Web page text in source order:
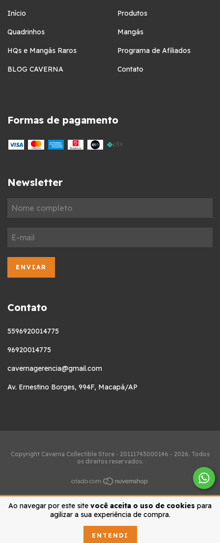
Ao navegar por este site você aceita o uso de cookies para
agilizar a sua experiência de compra.
ENTENDI
Início Produtos
Quadrinhos Mangás
HQs e Mangás Raros Programa de Afiliados
BLOG CAVERNA Contato
Formas de pagamento
Newsletter
Contato
5596920014775
96920014775
cavernagerencia@gmail.com
Av. Ernestino Borges, 994F, Macapá/AP
Copyright Caverna Collectible Store - 20111743000146 - 2026. Todos
os direitos reservados.